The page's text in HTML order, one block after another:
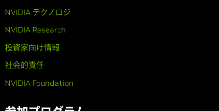
NVIDIA テクノロジ
NVIDIA Research
投資家向け情報
社会的責任
NVIDIA Foundation